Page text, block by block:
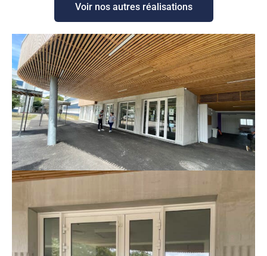
Voir nos autres réalisations